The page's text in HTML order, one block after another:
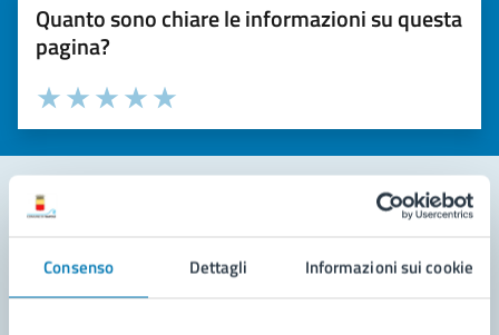
Consenso Dettagli Informazioni sui cookie
Quanto sono chiare le informazioni su questa
pagina?
Valuta la chiarezza delle informazioni (da 1 a 5 stelle)
Seleziona il numero di stelle per valutare la chiarezza delle
Valuta 5 stelle su 5
Valuta 4 stelle su 5
Valuta 3 stelle su 5
Valuta 2 stelle su 5
Valuta 1 stelle su 5
Leggi le domande frequenti